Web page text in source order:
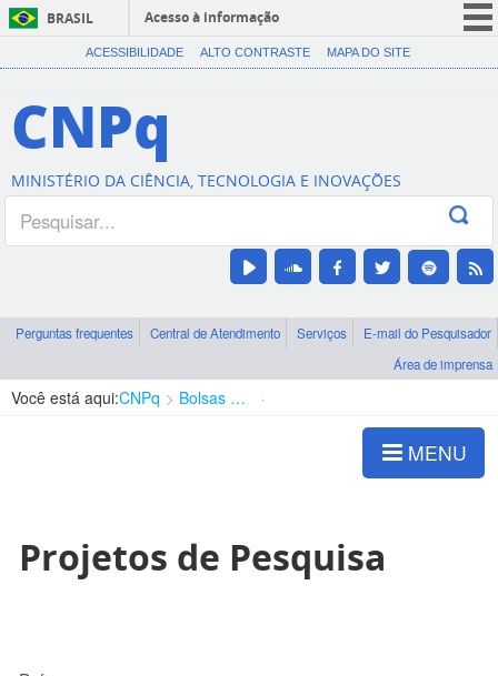
BRASIL
Acesso à informação
CORONAVÍRUS (COVID-19)
Canais
ACESSIBILIDADE ALTO CONTRASTE MAPA DO SITE
CNPq
MINISTÉRIO DA CIÊNCIA, TECNOLOGIA E INOVAÇÕES
Perguntas frequentes Central de Atendimento Serviços
E-mail do Pesquisador
Área de imprensa
Você está aqui:CNPq Bolsas e Auxílios Vigentes
MENU
Projetos de Pesquisa